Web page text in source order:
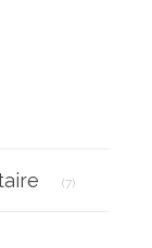
(7)